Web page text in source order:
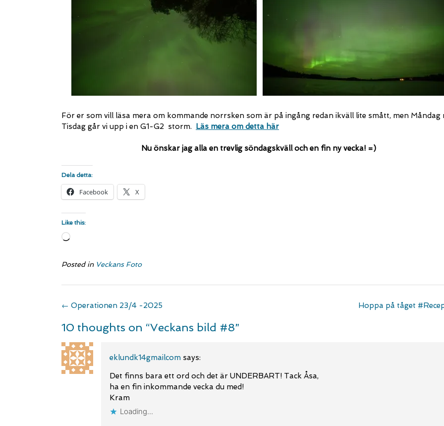
För er som vill läsa mera om kommande norrsken som är på ingång redan ikväll lite smått, men Måndag
Tisdag går vi upp i en G1-G2 storm. Läs mera om detta här
Nu önskar jag alla en trevlig söndagskväll och en fin ny vecka! =)
Dela detta:
Facebook X
Like this:
Loading…
Posted in Veckans Foto
Post
Hoppa på tåget
← Operationen 23/4 -2025
10 thoughts on “Veckans bild #8”
eklundk14gmailcom says:
Det finns bara ett ord och det är UNDERBART! Tack Åsa,
ha en fin inkommande vecka du med!
Kram
Loading...